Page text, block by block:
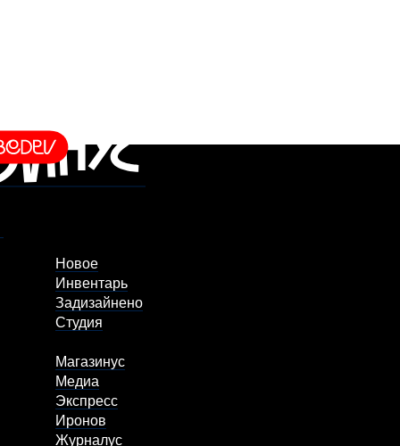
Новое
Инвентарь
Задизайнено
Студия
Магазинус
Медиа
Экспресс
Иронов
Журналус